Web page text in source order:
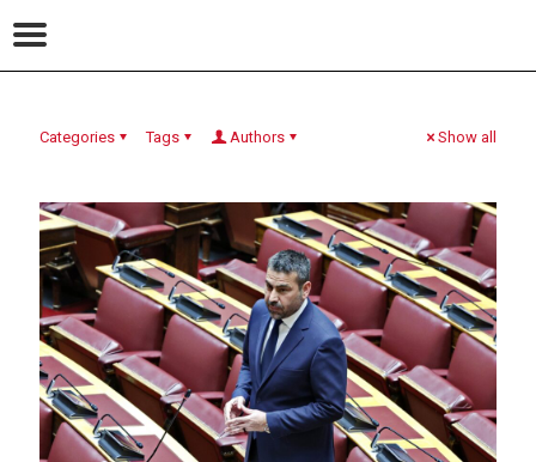
Categories Tags Authors Show all